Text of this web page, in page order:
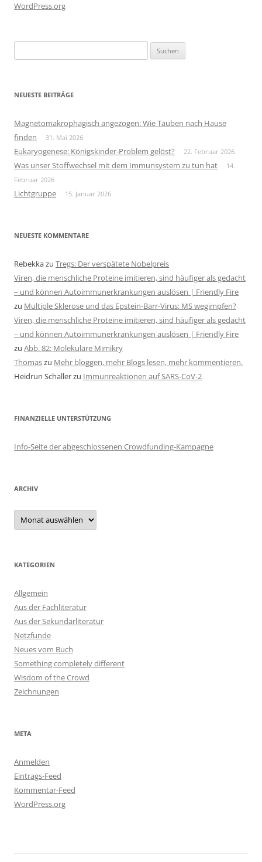
WordPress.org
nach:
NEUESTE BEITRÄGE
Magnetomakrophagisch angezogen: Wie Tauben nach Hause
finden
31. Mai 2026
Eukaryogenese: Königskinder-Problem gelöst? 22. Februar 2026
Was unser Stoffwechsel mit dem Immunsystem zu tun hat
14.
Februar 2026
Lichtgruppe 15. Januar 2026
NEUESTE KOMMENTARE
Rebekkazu Tregs: Der verspätete Nobelpreis
Viren, die menschliche Proteine imitieren, sind häufiger als gedacht
– und können Autoimmunerkrankungen auslösen | Friendly Fire
zu Multiple Sklerose und das Epstein-Barr-Virus: MS wegimpfen?
Viren, die menschliche Proteine imitieren, sind häufiger als gedacht
– und können Autoimmunerkrankungen auslösen | Friendly Fire
zu Abb. 82: Molekulare Mimikry
Thomaszu Mehr bloggen, mehr Blogs lesen, mehr kommentieren.
Heidrun Schallerzu Immunreaktionen auf SARS-CoV-2
FINANZIELLE UNTERSTÜTZUNG
Info-Seite der abgeschlossenen Crowdfunding-Kampagne
ARCHIV
Archiv
KATEGORIEN
Allgemein
Aus der Fachliteratur
Aus der Sekundärliteratur
Netzfunde
Neues vom Buch
Something completely different
Wisdom of the Crowd
Zeichnungen
META
Anmelden
Eintrags-Feed
Kommentar-Feed
WordPress.org